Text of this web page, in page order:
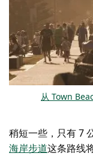
从 Town
稍短一些，只有 7
海岸步道这条路线